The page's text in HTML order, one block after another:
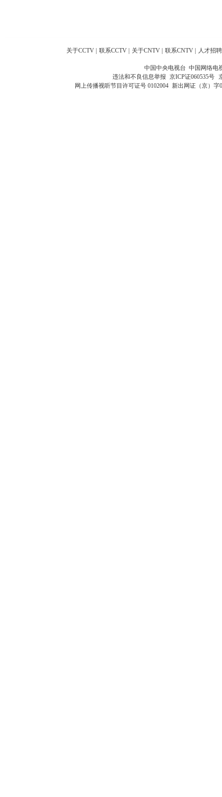
关于CCTV 联系CCTV 关于CNTV 联系CNTV 人才招聘
中国中央电视台 中国网络电
违法和不良信息举报 京ICP证060535号
网上传播视听节目许可证号 0102004 新出网证（京）